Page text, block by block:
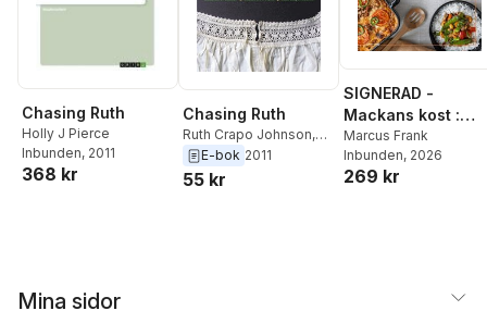
Chasing Ruth
Holly J Pierce
Inbunden, 2011
368 kr
Chasing Ruth
Ruth Crapo Johnson,
Katherine P. Chinelli
Holly J. Pierce
E-bok 2011
55 kr
SIGNERAD -
Mackans kost :
Middagar och
matlådor
Marcus Frank
Inbunden, 2026
269 kr
Mina sidor